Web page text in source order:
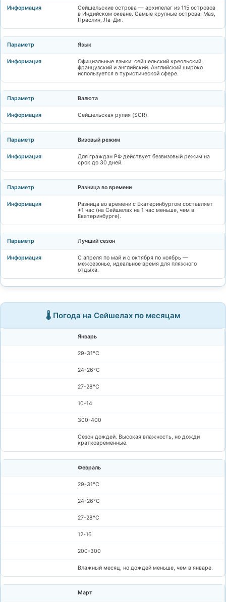
Сейшельские острова — архипелаг из 115 островов
в Индийском океане. Самые крупные острова: Маэ,
Праслин, Ла-Диг.
Язык
Официальные языки: сейшельский креольский,
французский и английский. Английский широко
используется в туристической сфере.
Валюта
Сейшельская рупия (SCR).
Визовый режим
Для граждан РФ действует безвизовый режим на
срок до 30 дней.
Разница во времени
Разница во времени с Екатеринбургом составляет
+1 час (на Сейшелах на 1 час меньше, чем в
Екатеринбурге).
Лучший сезон
С апреля по май и с октября по ноябрь —
межсезонье, идеальное время для пляжного
отдыха.
🌡️ Погода на Сейшелах по месяцам
Январь
29-31°C
24-26°C
27-28°C
10-14
300-400
Сезон дождей. Высокая влажность, но дожди
кратковременные.
Февраль
29-31°C
24-26°C
27-28°C
12-16
200-300
Влажный месяц, но дождей меньше, чем в январе.
Март